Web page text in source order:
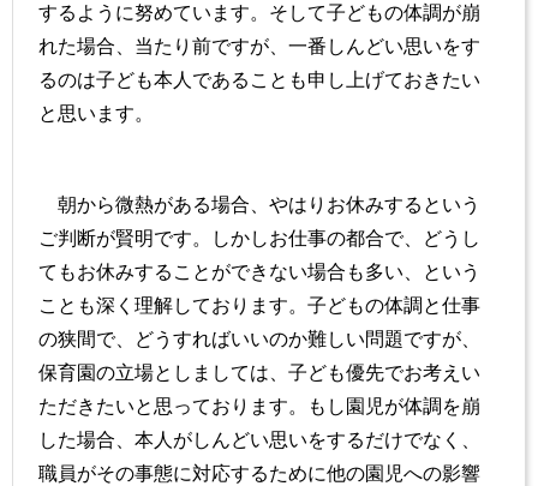
するように努めています。そして子どもの体調が崩
れた場合、当たり前ですが、一番しんどい思いをす
るのは子ども本人であることも申し上げておきたい
と思います。
朝から微熱がある場合、やはりお休みするという
ご判断が賢明です。しかしお仕事の都合で、どうし
てもお休みすることができない場合も多い、という
ことも深く理解しております。子どもの体調と仕事
の狭間で、どうすればいいのか難しい問題ですが、
保育園の立場としましては、子ども優先でお考えい
ただきたいと思っております。もし園児が体調を崩
した場合、本人がしんどい思いをするだけでなく、
職員がその事態に対応するために他の園児への影響